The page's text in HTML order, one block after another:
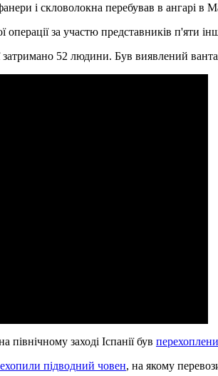
і скловолокна перебував в ангарі в
за участю представників п'яти
затримано 52 людини. Був виявлений
заході Іспанії був
підводний човен, на якому